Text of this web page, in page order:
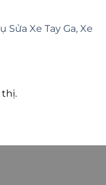
Sửa Xe Tay Ga, Xe
thị.